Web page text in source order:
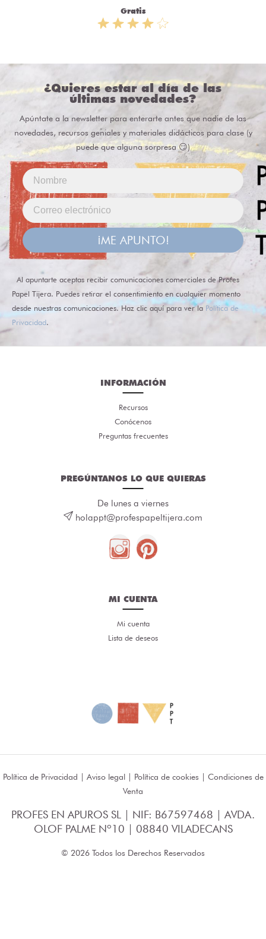
Gratis
¿Quieres estar al día de las
últimas novedades?
Apúntate a la newsletter para enterarte antes que nadie de las
novedades, recursos geniales y materiales didácticos para clase (y
puede que alguna sorpresa 😏)
¡ME APUNTO!
Al apuntarte aceptas recibir comunicaciones comerciales de Profes
Papel Tijera. Puedes retirar el consentimiento en cualquier momento
desde nuestras comunicaciones. Haz clic aquí para ver la Política de
Privacidad.
INFORMACIÓN
Recursos
Conócenos
Preguntas frecuentes
PREGÚNTANOS LO QUE QUIERAS
De lunes a viernes
holappt@profespapeltijera.com
MI CUENTA
Mi cuenta
Lista de deseos
Política de Privacidad | Aviso legal| Política de cookies | Condiciones de
Venta
PROFES EN APUROS SL | NIF: B67597468 | AVDA.
OLOF PALME Nº10 | 08840 VILADECANS
© 2026 Todos los Derechos Reservados